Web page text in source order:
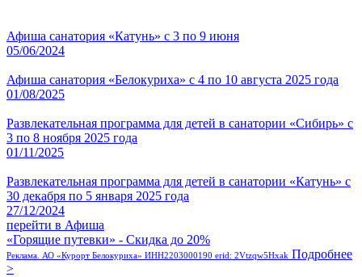
Афиша санатория «Катунь» с 3 по 9 июня
05/06/2024
Афиша санатория «Белокуриха» с 4 по 10 августа 2025 года
01/08/2025
Развлекательная программа для детей в санатории «Сибирь» с
3 по 8 ноября 2025 года
01/11/2025
Развлекательная программа для детей в санатории «Катунь» с
30 декабря по 5 января 2025 года
27/12/2024
перейти в Афиша
«Горящие путевки» - Скидка до 20%
Реклама. АО «Курорт Белокуриха» ИНН2203000190 erid: 2Vtzqw5Hxak Подробнее
>